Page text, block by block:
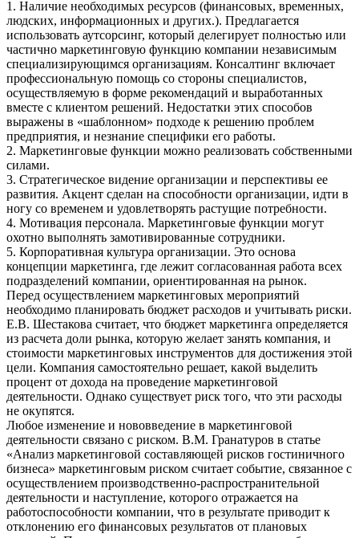
1. Наличие необходимых ресурсов (финансовых, временных,
людских, информационных и других.). Предлагается
использовать аутсорсинг, который делегирует полностью или
частично маркетинговую функцию компании независимым
специализирующимся организациям. Консалтинг включает
профессиональную помощь со стороны специалистов,
осуществляемую в форме рекомендаций и выработанных
вместе с клиентом решений. Недостатки этих способов
выражены в «шаблонном» подходе к решению проблем
предприятия, и незнание специфики его работы.
2. Маркетинговые функции можно реализовать собственными
силами.
3. Стратегическое видение организации и перспективы ее
развития. Акцент сделан на способности организации, идти в
ногу со временем и удовлетворять растущие потребности.
4. Мотивация персонала. Маркетинговые функции могут
охотно выполнять замотивированные сотрудники.
5. Корпоративная культура организации. Это основа
концепции маркетинга, где лежит согласованная работа всех
подразделений компании, ориентированная на рынок.
Перед осуществлением маркетинговых мероприятий
необходимо планировать бюджет расходов и учитывать риски.
Е.В. Шестакова считает, что бюджет маркетинга определяется
из расчета доли рынка, которую желает занять компания, и
стоимости маркетинговых инструментов для достижения этой
цели. Компания самостоятельно решает, какой выделить
процент от дохода на проведение маркетинговой
деятельности. Однако существует риск того, что эти расходы
не окупятся.
Любое изменение и нововведение в маркетинговой
деятельности связано с риском. В.М. Гранатуров в статье
«Анализ маркетинговой составляющей рисков гостиничного
бизнеса» маркетинговым риском считает событие, связанное с
осуществлением производственно-распространительной
деятельности и наступление, которого отражается на
работоспособности компании, что в результате приводит к
отклонению его финансовых результатов от плановых